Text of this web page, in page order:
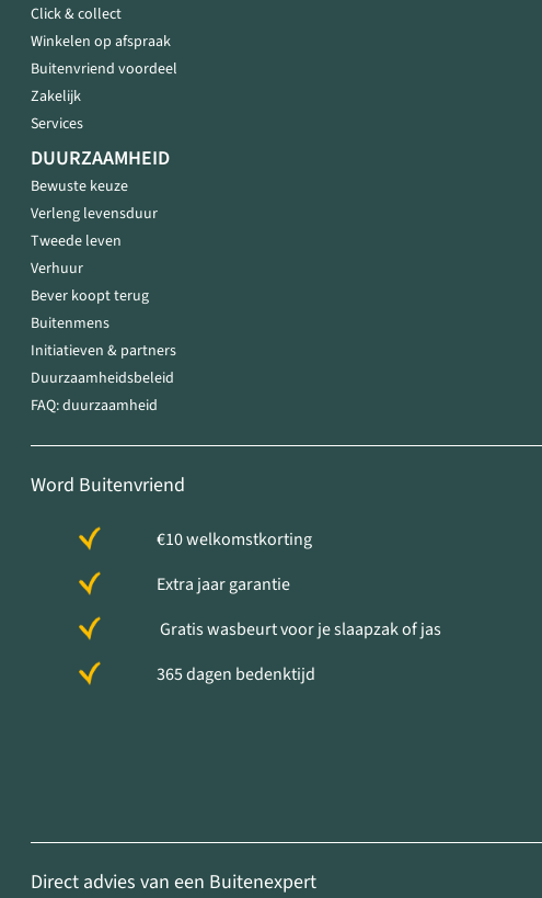
Click & collect
Winkelen op afspraak
Buitenvriend voordeel
Zakelijk
Services
DUURZAAMHEID
Bewuste keuze
Verleng levensduur
Tweede leven
Verhuur
Bever koopt terug
Buitenmens
Initiatieven & partners
Duurzaamheidsbeleid
FAQ: duurzaamheid
Word Buitenvriend
€10 welkomstkorting
Extra jaar garantie
Gratis wasbeurt voor je slaapzak of jas
365 dagen bedenktijd
Direct advies van een Buitenexpert